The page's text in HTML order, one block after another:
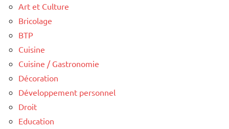
Art et Culture
Bricolage
BTP
Cuisine
Cuisine / Gastronomie
Décoration
Développement personnel
Droit
Education